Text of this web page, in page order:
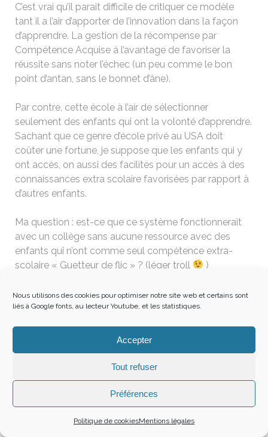
Nous utilisons des cookies pour optimiser notre site web et certains sont
liés à Google fonts, au lecteur Youtube, et les statistiques.
Accepter
Tout refuser
Préférences
Politique de cookiesMentions légales
C’est vrai qu’il parait difficile de critiquer ce modèle
tant il a l’air d’apporter de l’innovation dans la façon
d’apprendre. La gestion de la récompense par
Compétence Acquise à l’avantage de favoriser la
réussite sans noter l’échec (un peu comme le bon
point d’antan, sans le bonnet d’âne).
Par contre, cette école à l’air de sélectionner
seulement des enfants qui ont la volonté d’apprendre.
Sachant que ce genre d’école privé au USA doit
coûter une fortune, je suppose que les enfants qui y
ont accès, on aussi des facilités pour un accès à des
connaissances extra scolaire favorisées par rapport à
d’autres enfants.
Ma question : est-ce que ce système fonctionnerait
avec un collège sans aucune ressource avec des
enfants qui n’ont comme seul compétence extra-
scolaire « Guetteur de flic » ? (léger troll
)
VICISS0HACKSO
C’est une école publique, ce qui est d’autant
plus génial (cf le 2eme paragraphe aprés le
Elle est financée par le
département d’éducation de New York, les
enfants y vont juste après une simple